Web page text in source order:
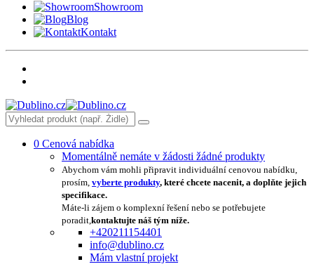
Showroom
Blog
Kontakt
0 Cenová nabídka
Momentálně nemáte v žádosti žádné produkty
Abychom vám mohli připravit individuální cenovou nabídku,
prosím, vyberte produkty, které chcete nacenit, a doplňte jejich
specifikace.
Máte-li zájem o komplexní řešení nebo se potřebujete
poradit,kontaktujte náš tým níže.
+420211154401
info@dublino.cz
Mám vlastní projekt